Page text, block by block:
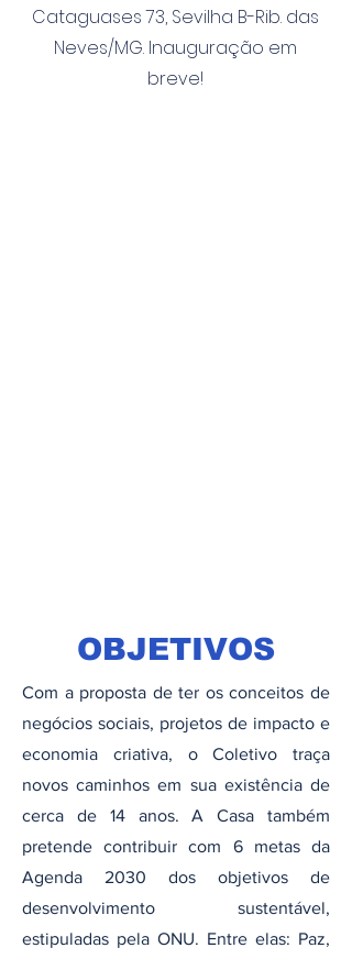
Cataguases 73, Sevilha B-Rib. das
Neves/MG. Inauguração em
breve!
OBJETIVOS
Com a proposta de ter os conceitos de
negócios sociais, projetos de impacto e
economia criativa, o Coletivo traça
novos caminhos em sua existência de
cerca de 14 anos. A Casa também
pretende contribuir com 6 metas da
Agenda 2030 dos objetivos de
desenvolvimento sustentável,
estipuladas pela ONU. Entre elas: Paz,